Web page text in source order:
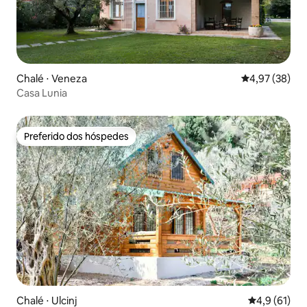
Chalé ⋅ Veneza 4,97 de uma
4,97 (38)
Casa Lunia
Preferido dos hóspedes
Preferido dos hóspedes
Chalé ⋅ Ulcinj 4,9 de uma
4,9 (61)